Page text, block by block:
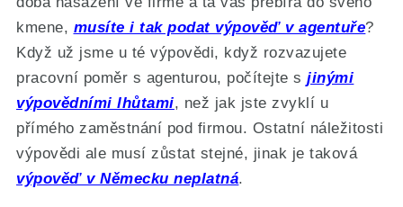
kmene, musíte i tak podat výpověď v agentuře?
Když už jsme u té výpovědi, když rozvazujete
pracovní poměr s agenturou, počítejte sjinými
výpovědními lhůtami, než jak jste zvyklí u
přímého zaměstnání pod firmou. Ostatní náležitosti
výpovědi ale musí zůstat stejné, jinak je taková
výpověď v Německu neplatná.